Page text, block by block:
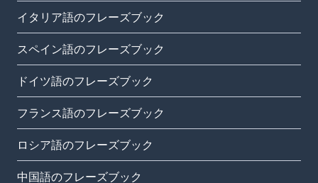
イタリア語のフレーズブック
スペイン語のフレーズブック
ドイツ語のフレーズブック
フランス語のフレーズブック
ロシア語のフレーズブック
中国語のフレーズブック